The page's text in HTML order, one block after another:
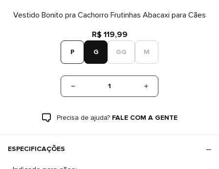
Vestido Bonito pra Cachorro Frutinhas Abacaxi para Cães
R$ 119,99
P G GG M
1
Precisa de ajuda? FALE COM A GENTE
ESPECIFICAÇÕES